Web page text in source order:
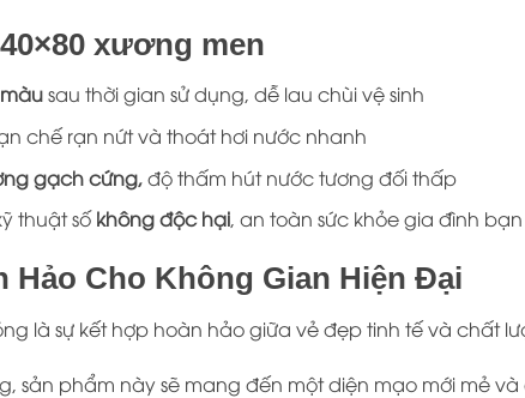
xương men
sau thời gian sử dụng, dễ lau chùi vệ sinh
chế rạn nứt và thoát hơi nước nhanh
gạch cứng,độ thấm hút nước tương đối thấp
thuật sốkhông độc hại, an toàn sức khỏe gia đình bạn
Hảo Cho Không Gian Hiện Đại
là sự kết hợp hoàn hảo giữa vẻ đẹp tinh tế và chất
sản phẩm này sẽ mang đến một diện mạo mới mẻ